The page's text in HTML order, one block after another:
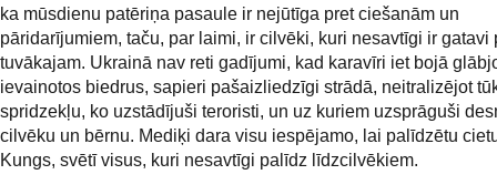
ka mūsdienu patēriņa pasaule ir nejūtīga pret ciešanām un
pāridarījumiem, taču, par laimi, ir cilvēki, kuri nesavtīgi ir gatavi
tuvākajam. Ukrainā nav reti gadījumi, kad karavīri iet bojā
ievainotos biedrus, sapieri pašaizliedzīgi strādā, neitralizējot
spridzekļu, ko uzstādījuši teroristi, un uz kuriem uzsprāguši
cilvēku un bērnu. Mediķi dara visu iespējamo, lai palīdzētu
Kungs, svētī visus, kuri nesavtīgi palīdz līdzcilvēkiem.